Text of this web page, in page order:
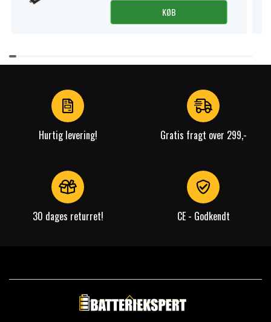
KØB
Item
1
Hurtig levering! Gratis fragt over 299,-
30 dages returret! CE - Godkendt